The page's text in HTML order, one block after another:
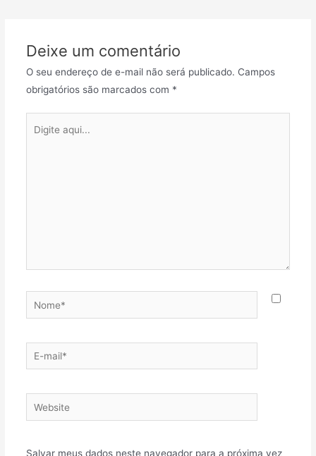
Deixe um comentário
O seu endereço de e-mail não será publicado. Campos
obrigatórios são marcados com *
Salvar meus dados neste navegador para a próxima vez